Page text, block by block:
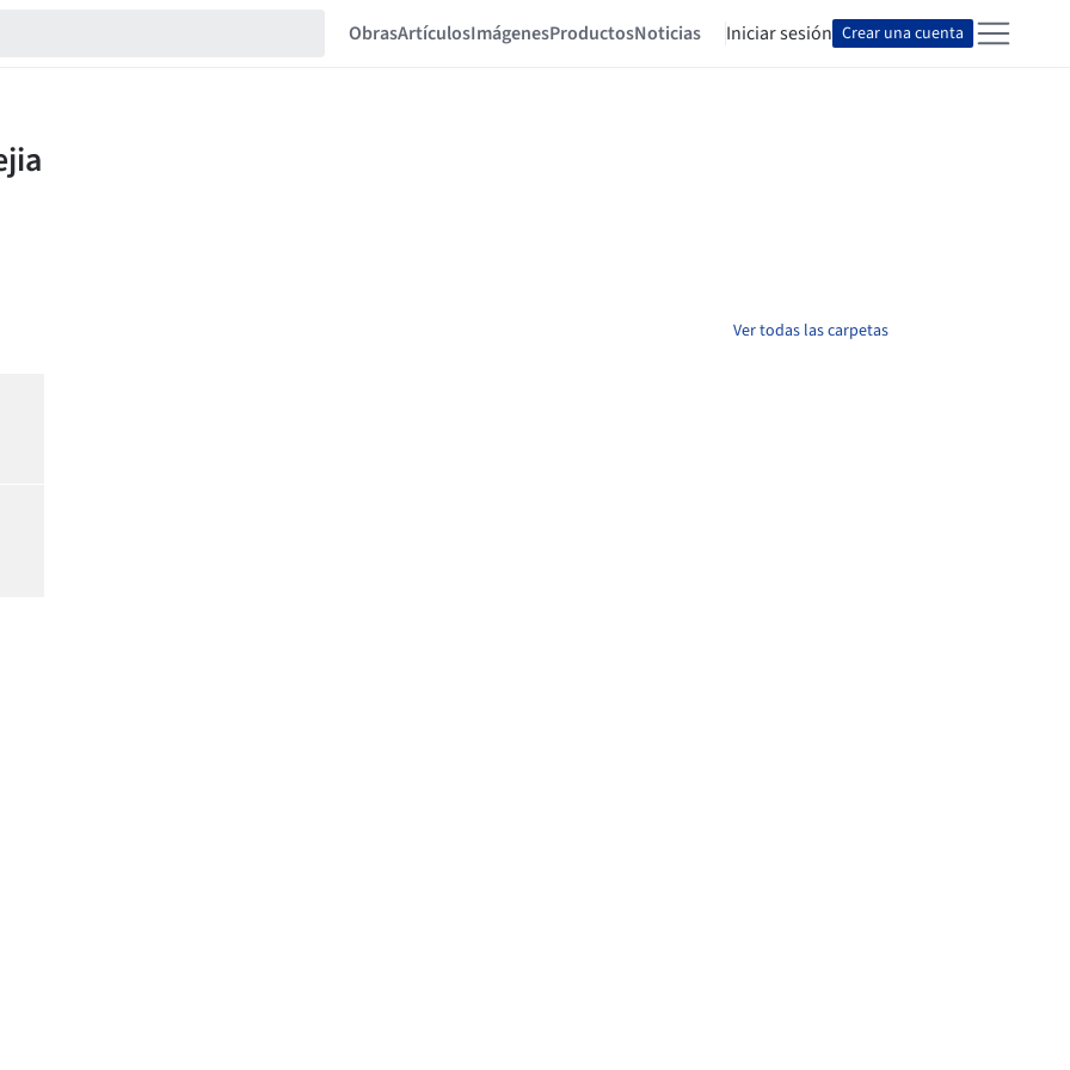
ObrasArtículosImágenesProductosNoticias Iniciar sesión Crear una cuenta
Ver todas las carpetas